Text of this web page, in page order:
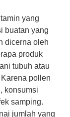
yang
buatan yang
dicerna oleh
produk
tubuh atau
pollen
konsumsi
samping.
jumlah yang